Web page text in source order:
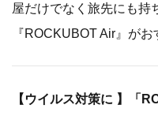
屋だけでなく旅先にも持
『ROCKUBOT Air』がお
【ウイルス対策に 】「